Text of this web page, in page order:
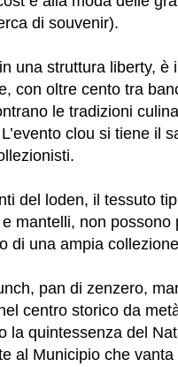
di souvenir).
una struttura liberty, è
con oltre cento tra
le tradizioni
clou si tiene il
del loden, il tessuto
mantelli, non
di una ampia
pan di zenzero,
centro storico da
la quintessenza del
al Municipio che